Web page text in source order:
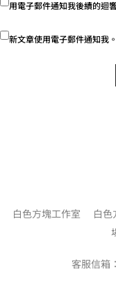
用電子郵件通知我後續的迴
新文章使用電子郵件通知我。
白色方塊工作室 白色
客服信箱